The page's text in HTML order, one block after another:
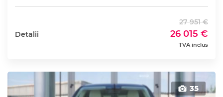
Detalii
27 951 €
26 015 €
TVA inclus
35